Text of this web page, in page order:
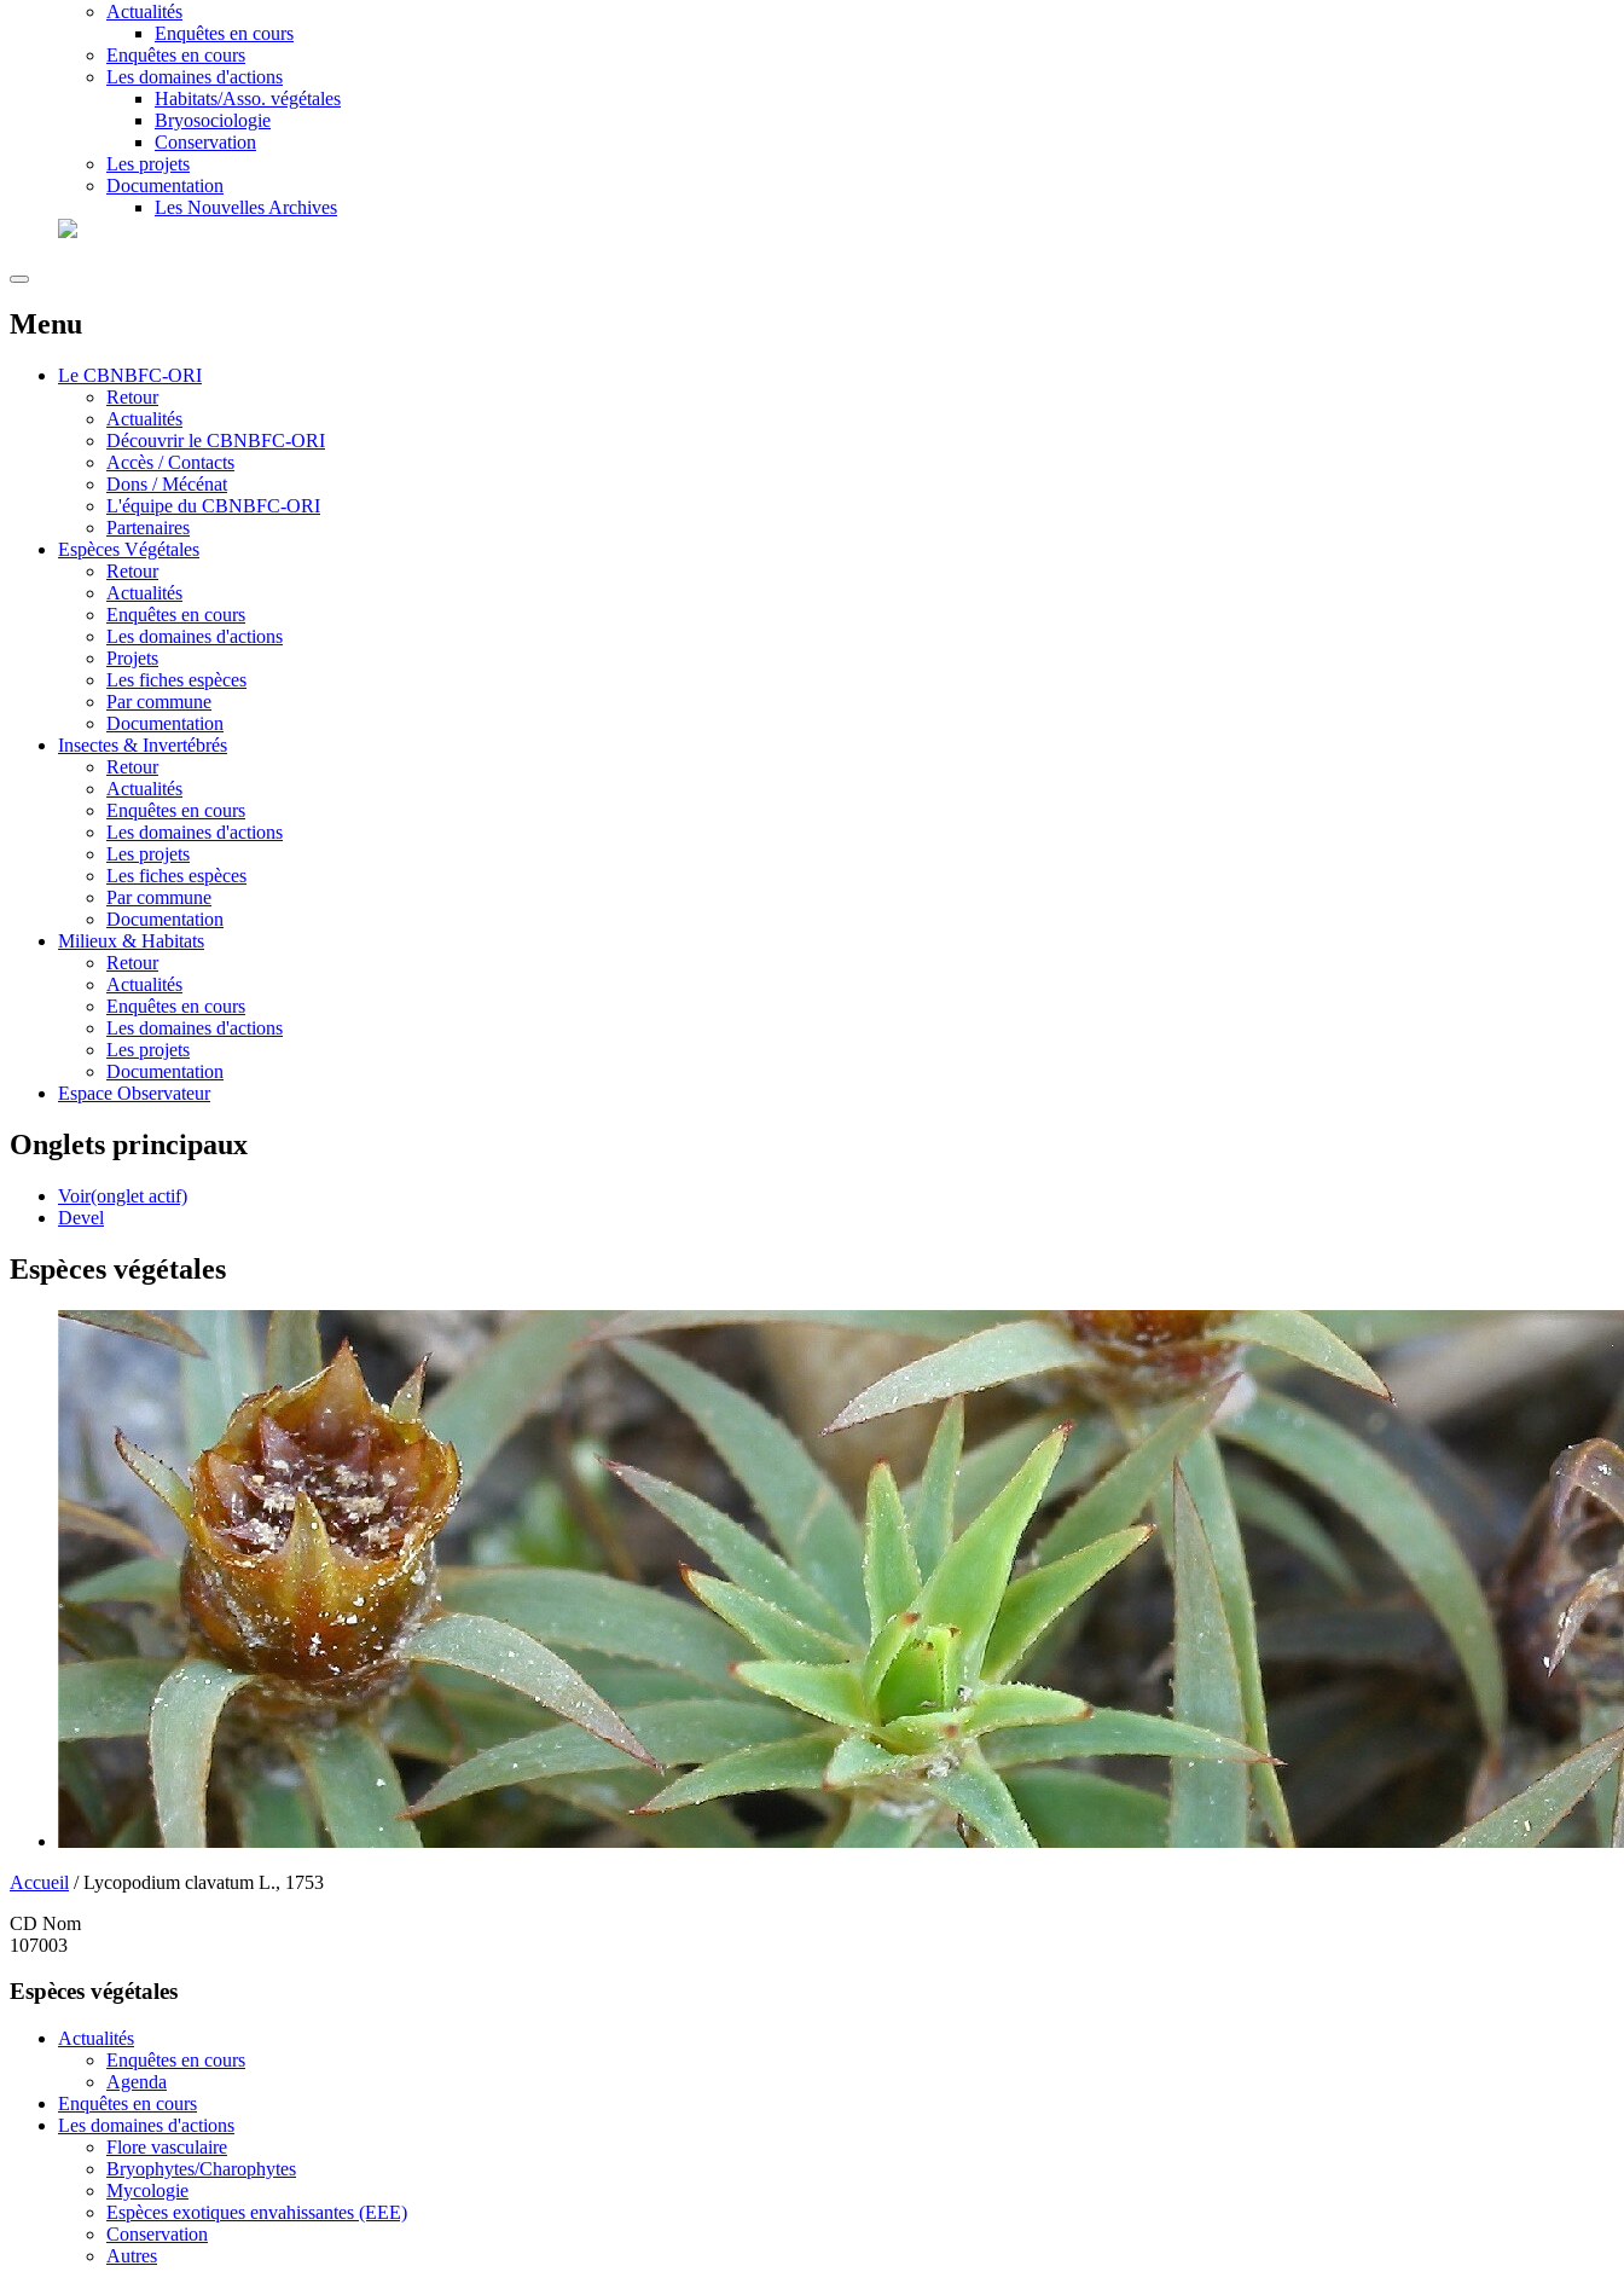
Actualités
Enquêtes en cours
Enquêtes en cours
Les domaines d'actions
Habitats/Asso. végétales
Bryosociologie
Conservation
Les projets
Documentation
Les Nouvelles Archives
Menu
Le CBNBFC-ORI
Retour
Actualités
Découvrir le CBNBFC-ORI
Accès / Contacts
Dons / Mécénat
L'équipe du CBNBFC-ORI
Partenaires
Espèces Végétales
Retour
Actualités
Enquêtes en cours
Les domaines d'actions
Projets
Les fiches espèces
Par commune
Documentation
Insectes & Invertébrés
Retour
Actualités
Enquêtes en cours
Les domaines d'actions
Les projets
Les fiches espèces
Par commune
Documentation
Milieux & Habitats
Retour
Actualités
Enquêtes en cours
Les domaines d'actions
Les projets
Documentation
Espace Observateur
Onglets principaux
Voir(onglet actif)
Devel
Espèces végétales
Accueil / Lycopodium clavatum L., 1753
CD Nom
107003
Espèces végétales
Actualités
Enquêtes en cours
Agenda
Enquêtes en cours
Les domaines d'actions
Flore vasculaire
Bryophytes/Charophytes
Mycologie
Espèces exotiques envahissantes (EEE)
Conservation
Autres